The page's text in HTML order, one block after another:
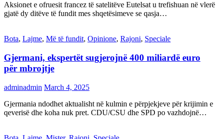
Aksionet e ofruesit francez të satelitëve Eutelsat u trefishuan në vlerë
gjatë dy ditëve të fundit mes shqetësimeve se qasja…
Bota, Lajme, Më të fundit, Opinione, Rajoni, Speciale
Gjermani, ekspertët sugjerojnë 400 miliardë euro
për mbrojtje
adminadmin March 4, 2025
Gjermania ndodhet aktualisht në kulmin e përpjekjeve për krijimin e
qeverisë dhe koha nuk pret. CDU/CSU dhe SPD po vazhdojnë…